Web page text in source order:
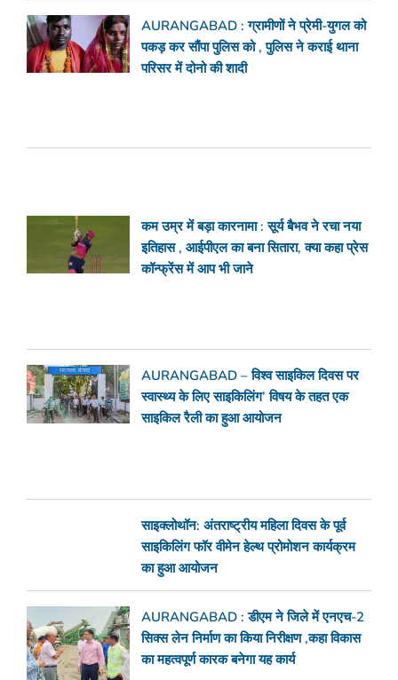
AURANGABAD : ग्रामीणों ने प्रेमी-युगल को
पकड़ कर सौंपा पुलिस को , पुलिस ने कराई थाना
परिसर में दोनो की शादी
कम उम्र में बड़ा कारनामा : सूर्य बैभव ने रचा नया
इतिहास , आईपीएल का बना सितारा, क्या कहा प्रेस
कॉन्फ्रेंस में आप भी जाने
AURANGABAD – विश्व साइकिल दिवस पर
स्वास्थ्य के लिए साइकिलिंग’ विषय के तहत एक
साइकिल रैली का हुआ आयोजन
साइक्लोथॉन: अंतराष्ट्रीय महिला दिवस के पूर्व
साइकिलिंग फॉर वीमेन हेल्थ प्रोमोशन कार्यक्रम
का हुआ आयोजन
AURANGABAD : डीएम ने जिले में एनएच-2
सिक्स लेन निर्माण का किया निरीक्षण ,कहा विकास
का महत्वपूर्ण कारक बनेगा यह कार्य